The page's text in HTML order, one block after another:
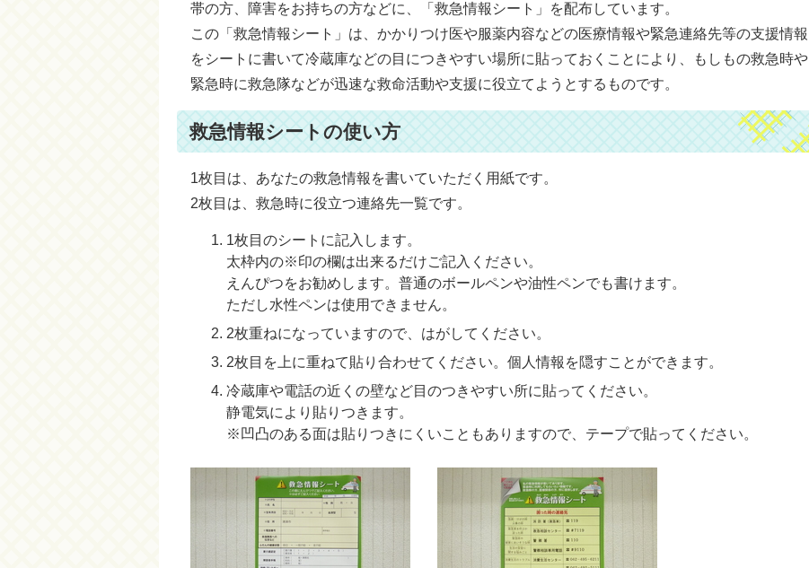
帯の方、障害をお持ちの方などに、「救急情報シート」を配布しています。
この「救急情報シート」は、かかりつけ医や服薬内容などの医療情報や緊急連絡先等の支援情報
をシートに書いて冷蔵庫などの目につきやすい場所に貼っておくことにより、もしもの救急時や
緊急時に救急隊などが迅速な救命活動や支援に役立てようとするものです。
救急情報シートの使い方
1枚目は、あなたの救急情報を書いていただく用紙です。
2枚目は、救急時に役立つ連絡先一覧です。
1枚目のシートに記入します。
太枠内の※印の欄は出来るだけご記入ください。
えんぴつをお勧めします。普通のボールペンや油性ペンでも書けます。
ただし水性ペンは使用できません。
2枚重ねになっていますので、はがしてください。
2枚目を上に重ねて貼り合わせてください。個人情報を隠すことができます。
冷蔵庫や電話の近くの壁など目のつきやすい所に貼ってください。
静電気により貼りつきます。
※凹凸のある面は貼りつきにくいこともありますので、テープで貼ってください。